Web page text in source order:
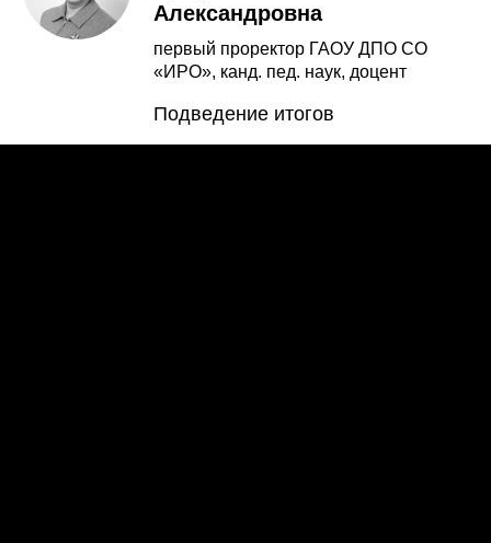
Александровна
первый проректор ГАОУ ДПО СО
«ИРО», канд. пед. наук, доцент
Подведение итогов